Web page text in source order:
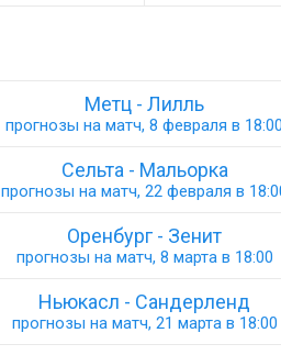
Метц - Лилль
прогнозы на матч, 8 февраля в
Сельта - Мальорка
прогнозы на матч, 22 февраля в
Оренбург - Зенит
прогнозы на матч, 8 марта в 18:00
Ньюкасл - Сандерленд
прогнозы на матч, 21 марта в 18:00